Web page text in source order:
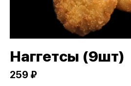
Наггетсы (9шт)
259 ₽